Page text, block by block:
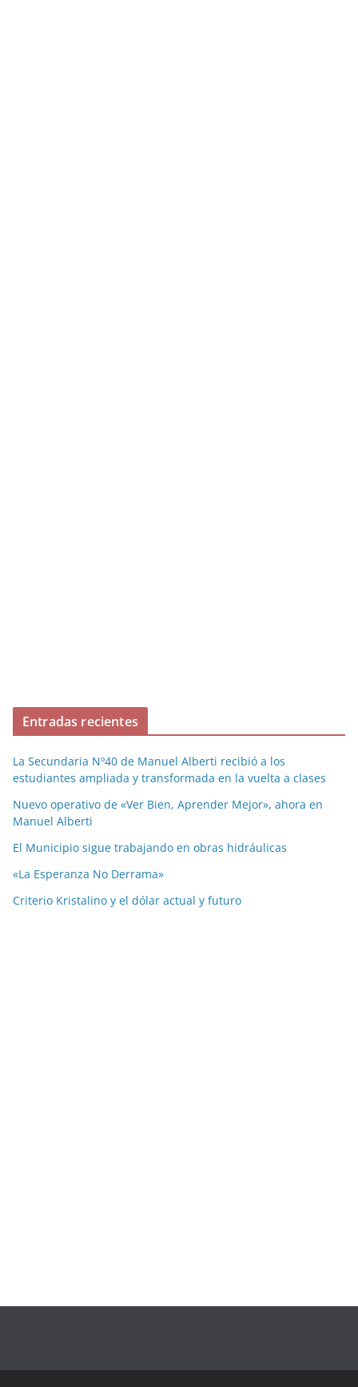
Entradas recientes
La Secundaria Nº40 de Manuel Alberti recibió a los
estudiantes ampliada y transformada en la vuelta a clases
Nuevo operativo de «Ver Bien, Aprender Mejor», ahora en
Manuel Alberti
El Municipio sigue trabajando en obras hidráulicas
«La Esperanza No Derrama»
Criterio Kristalino y el dólar actual y futuro